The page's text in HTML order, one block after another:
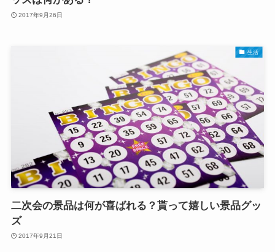
2017年9月26日
生活
二次会の景品は何が喜ばれる？貰って嬉しい景品グッ
ズ
2017年9月21日